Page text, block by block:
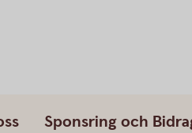
Sponsring och